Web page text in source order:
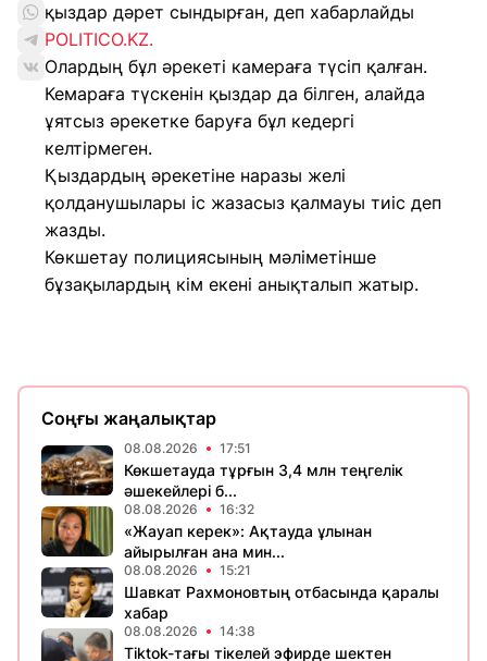
қыздар дәрет сындырған, деп хабарлайды
POLITICO.KZ.
Олардың бұл әрекеті камераға түсіп қалған.
Кемараға түскенін қыздар да білген, алайда
ұятсыз әрекетке баруға бұл кедергі
келтірмеген.
Қыздардың әрекетіне наразы желі
қолданушылары іс жазасыз қалмауы тиіс деп
жазды.
Көкшетау полициясының мәліметінше
бұзақылардың кім екені анықталып жатыр.
Соңғы жаңалықтар
08.08.2026 17:51
Көкшетауда тұрғын 3,4 млн теңгелік
әшекейлері б...
08.08.2026 16:32
«Жауап керек»: Ақтауда ұлынан
айырылған ана мин...
08.08.2026 15:21
Шавкат Рахмоновтың отбасында қаралы
хабар
08.08.2026 14:38
Tiktok-тағы тікелей эфирде шектен